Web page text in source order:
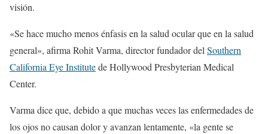
visión.
«Se hace mucho menos énfasis en la salud ocular que en la salud
general», afirma Rohit Varma, director fundador delSouthern
California Eye Institutede Hollywood Presbyterian Medical
Center.
Varma dice que, debido a que muchas veces las enfermedades de
los ojos no causan dolor y avanzan lentamente, «la gente se